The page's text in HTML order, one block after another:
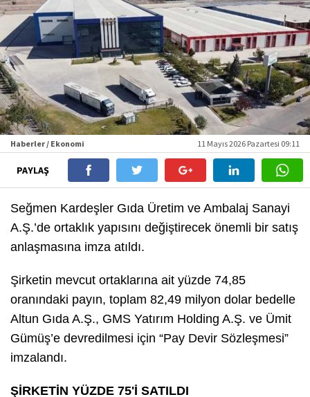
Haberler / Ekonomi 11 Mayıs 2026 Pazartesi 09:11
PAYLAŞ
Seğmen Kardeşler Gıda Üretim ve Ambalaj Sanayi
A.Ş.’de ortaklık yapısını değiştirecek önemli bir satış
anlaşmasına imza atıldı.
Şirketin mevcut ortaklarına ait yüzde 74,85
oranındaki payın, toplam 82,49 milyon dolar bedelle
Altun Gıda A.Ş., GMS Yatırım Holding A.Ş. ve Ümit
Gümüş’e devredilmesi için “Pay Devir Sözleşmesi”
imzalandı.
ŞİRKETİN YÜZDE 75'İ SATILDI